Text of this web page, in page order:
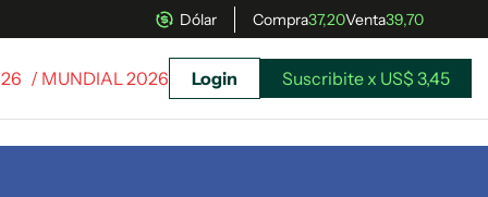
Dólar Compra37,20Venta39,70
/ MUNDIAL 2026 Login Suscribite x US$ 3,45